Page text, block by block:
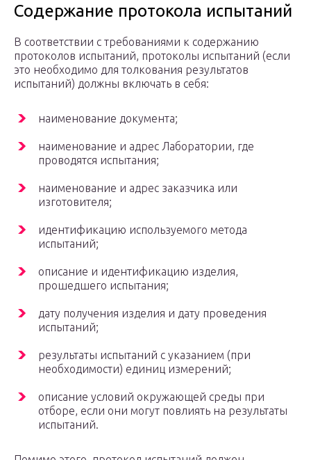
Содержание протокола испытаний
В соответствии с требованиями к содержанию
протоколов испытаний, протоколы испытаний (если
это необходимо для толкования результатов
испытаний) должны включать в себя:
наименование документа;
наименование и адрес Лаборатории, где
проводятся испытания;
наименование и адрес заказчика или
изготовителя;
идентификацию используемого метода
испытаний;
описание и идентификацию изделия,
прошедшего испытания;
дату получения изделия и дату проведения
испытаний;
результаты испытаний с указанием (при
необходимости) единиц измерений;
описание условий окружающей среды при
отборе, если они могут повлиять на результаты
испытаний.